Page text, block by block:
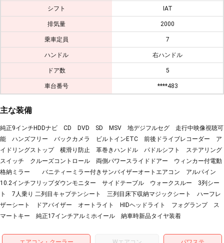
シフト IAT
排気量 2000
乗車定員 7
ハンドル 右ハンドル
ドア数 5
車台番号 ****483
主な装備
純正9インチHDDナビ CD DVD SD MSV 地デジフルセグ 走行中映像視聴可
能 ハンズフリー バックカメラ ビルトインETC 前後ドライブレコーダー ア
イドリングストップ 横滑り防止 革巻きハンドル パドルシフト ステアリング
スイッチ クルーズコントロール 両側パワースライドドアー ウィンカー付電動
格納ミラー バニティーミラー付きサンバイザーオートエアコン アルパイン
10.2インチフリップダウンモニター サイドテーブル ウォークスルー 3列シー
ト 7人乗り 二列目キャプテンシート 三列目床下収納マジックシート ハーフレ
ザーシート ドアバイザー オートライト HIDヘッドライト フォグランプ ス
マートキー 純正17インチアルミホイール 納車時新品タイヤ装着